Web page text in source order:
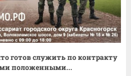
готов служить по контракту
положенными...